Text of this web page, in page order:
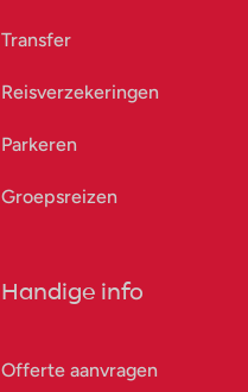
Transfer
Reisverzekeringen
Parkeren
Groepsreizen
Handige info
Offerte aanvragen